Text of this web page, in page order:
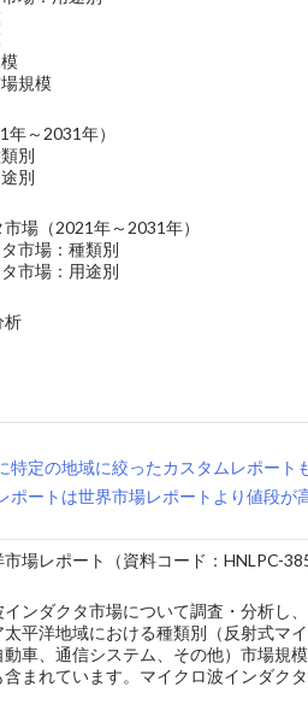
規模
～2031年）
別
別
場（2021年～2031年）
市場：種類別
市場：用途別
析
定の地域に絞ったカスタムレポー
ートは世界市場レポートより値段が
場レポート（資料コード：HNLPC-
ンダクタ市場について調査・分析し
平洋地域における種類別（反射式マ
車、通信システム、その他）市場規
まれています。マイクロ波インダク